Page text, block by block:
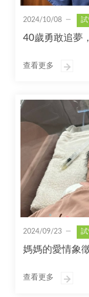
2024/10/08 試
40歲勇敢追夢
查看更多
2024/09/23 試
媽媽的愛情象
查看更多